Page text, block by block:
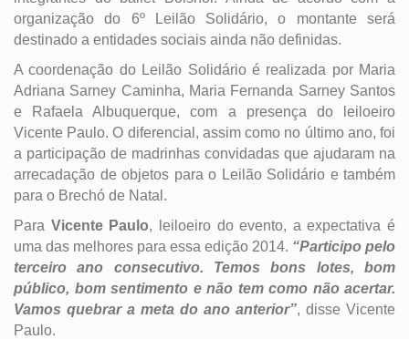
organização do 6º Leilão Solidário, o montante será
destinado a entidades sociais ainda não definidas.
A coordenação do Leilão Solidário é realizada por Maria
Adriana Sarney Caminha, Maria Fernanda Sarney Santos
e Rafaela Albuquerque, com a presença do leiloeiro
Vicente Paulo. O diferencial, assim como no último ano, foi
a participação de madrinhas convidadas que ajudaram na
arrecadação de objetos para o Leilão Solidário e também
para o Brechó de Natal.
Para Vicente Paulo, leiloeiro do evento, a expectativa é
uma das melhores para essa edição 2014. “Participo pelo
terceiro ano consecutivo. Temos bons lotes, bom
público, bom sentimento e não tem como não acertar.
Vamos quebrar a meta do ano anterior”, disse Vicente
Paulo.